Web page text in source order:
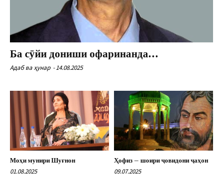
Ба сӯйи дониши офаринанда…
Адаб ва ҳунар -14.08.2025
Моҳи мунири Шуғнон
01.08.2025
Ҳофиз – шоири ҷовидони ҷаҳон
09.07.2025